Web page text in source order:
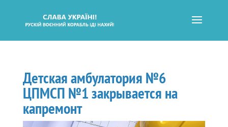
Детская амбулатория №6
ЦПМСП №1 закрывается на
капремонт